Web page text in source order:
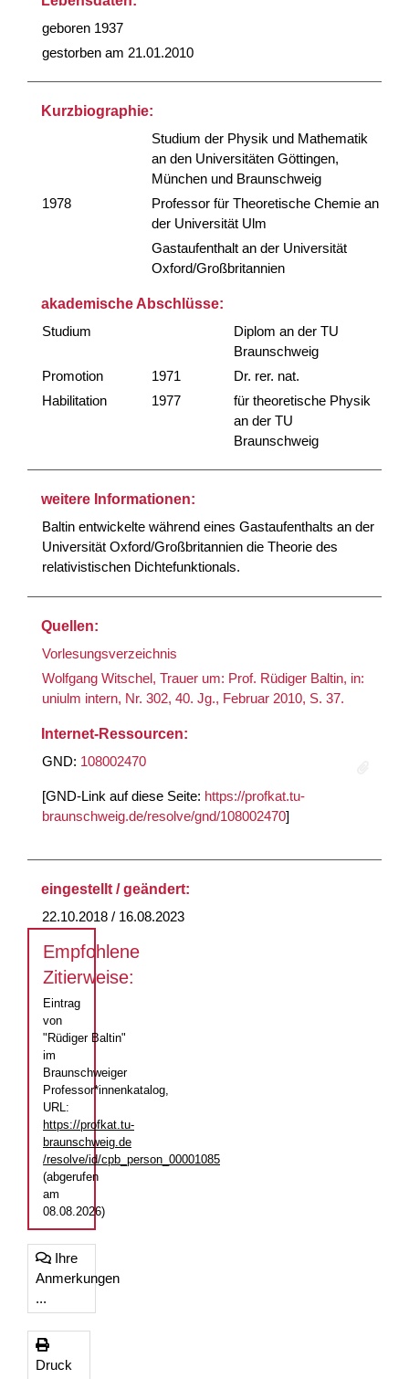
geboren 1937
gestorben am 21.01.2010
Kurzbiographie:
Studium der Physik und Mathematik
an den Universitäten Göttingen,
München und Braunschweig
1978
Professor für Theoretische Chemie an
der Universität Ulm
Gastaufenthalt an der Universität
Oxford/Großbritannien
akademische Abschlüsse:
Studium
Diplom an der TU
Braunschweig
Promotion
1971
Dr. rer. nat.
Habilitation
1977
für theoretische Physik
an der TU
Braunschweig
weitere Informationen:
Baltin entwickelte während eines Gastaufenthalts an der
Universität Oxford/Großbritannien die Theorie des
relativistischen Dichtefunktionals.
Quellen:
Vorlesungsverzeichnis
Wolfgang Witschel, Trauer um: Prof. Rüdiger Baltin, in:
uniulm intern, Nr. 302, 40. Jg., Februar 2010, S. 37.
Internet-Ressourcen:
GND: 108002470
[GND-Link auf diese Seite: https://profkat.tu-
braunschweig.de/resolve/gnd/108002470]
eingestellt / geändert:
22.10.2018 / 16.08.2023
Empfohlene
Zitierweise:
Eintrag
von
"Rüdiger Baltin"
im
Braunschweiger
Professor*innenkatalog,
URL:
https://profkat.tu-
braunschweig.de
/resolve/id/cpb_person_00001085
(abgerufen
am
08.08.2026)
Ihre
Anmerkungen
...
Druck